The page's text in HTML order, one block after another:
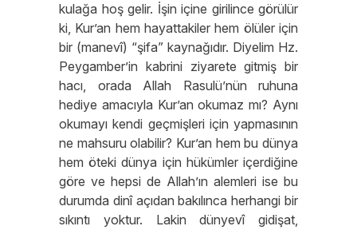
kulağa hoş gelir. İşin içine girilince görülür
ki, Kur’an hem hayattakiler hem ölüler için
bir (manevî) “şifa” kaynağıdır. Diyelim Hz.
Peygamber’in kabrini ziyarete gitmiş bir
hacı, orada Allah Rasulü’nün ruhuna
hediye amacıyla Kur’an okumaz mı? Aynı
okumayı kendi geçmişleri için yapmasının
ne mahsuru olabilir? Kur’an hem bu dünya
hem öteki dünya için hükümler içerdiğine
göre ve hepsi de Allah’ın alemleri ise bu
durumda dinî açıdan bakılınca herhangi bir
sıkıntı yoktur. Lakin dünyevî gidişat,